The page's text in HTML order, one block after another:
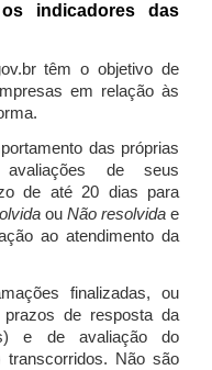
indicadores das
têm o objetivo de
em relação às
das próprias
de seus
de até 20 dias para
ou Não resolvida e
ao atendimento da
finalizadas, ou
de resposta da
e de avaliação do
Não são